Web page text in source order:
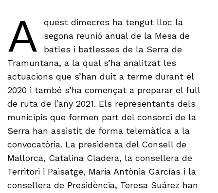
A
quest dimecres ha tengut lloc la
segona reunió anual de la Mesa de
batles i batlesses de la Serra de
Tramuntana, a la qual s’ha analitzat les
actuacions que s’han duit a terme durant el
2020 i també s’ha començat a preparar el full
de ruta de l’any 2021. Els representants dels
municipis que formen part del consorci de la
Serra han assistit de forma telemàtica a la
convocatòria. La presidenta del Consell de
Mallorca, Catalina Cladera, la consellera de
Territori i Paisatge, Maria Antònia Garcías i la
consellera de Presidència, Teresa Suárez han